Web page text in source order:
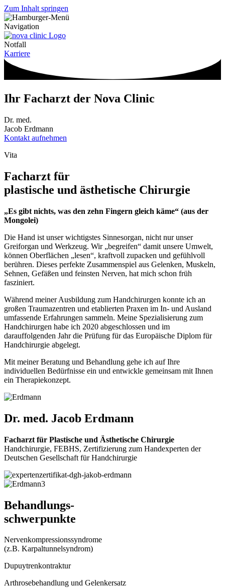
Zum Inhalt springen
Navigation
Notfall
Karriere
Ihr Facharzt der Nova Clinic
Dr. med.
Jacob Erdmann
Kontakt aufnehmen
Vita
Facharzt für
plastische und ästhetische Chirurgie
„Es gibt nichts, was den zehn Fingern gleich käme“ (aus der
Mongolei)
Die Hand ist unser wichtigstes Sinnesorgan, nicht nur unser
Greiforgan und Werkzeug. Wir „begreifen“ damit unsere Umwelt,
können Oberflächen „lesen“, kraftvoll zupacken und gefühlvoll
berühren. Dieses perfekte Zusammenspiel aus Gelenken, Muskeln,
Sehnen, Gefäßen und feinsten Nerven, hat mich schon früh
fasziniert.
Während meiner Ausbildung zum Handchirurgen konnte ich an
großen Traumazentren und etablierten Praxen im In- und Ausland
umfassende Erfahrungen sammeln. Meine Spezialisierung zum
Handchirurgen habe ich 2020 abgeschlossen und im
darauffolgenden Jahr die Prüfung für das Europäische Diplom für
Handchirurgie abgelegt.
Mit meiner Beratung und Behandlung gehe ich auf Ihre
individuellen Bedürfnisse ein und entwickle gemeinsam mit Ihnen
ein Therapiekonzept.
Dr. med. Jacob Erdmann
Facharzt für Plastische und Ästhetische Chirurgie
Handchirurgie, FEBHS, Zertifizierung zum Handexperten der
Deutschen Gesellschaft für Handchirurgie
Behandlungs-
schwerpunkte
Nervenkompressionssyndrome
(z.B. Karpaltunnelsyndrom)
Dupuytrenkontraktur
Arthrosebehandlung und Gelenkersatz